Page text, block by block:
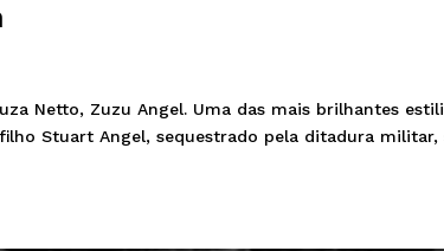
Netto, Zuzu Angel. Uma das mais brilhantes
Stuart Angel, sequestrado pela ditadura